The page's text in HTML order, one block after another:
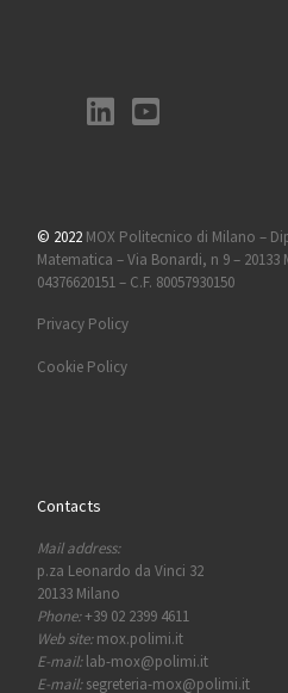
© 2022 MOX Politecnico di Milano –
Matematica – Via Bonardi, n 9 – 20133
04376620151 – C.F. 80057930150
Privacy Policy
Cookie Policy
Contacts
Mail address:
p.za Leonardo da Vinci 32
20133 Milano
Phone:+39 02 2399 4611
Web site:mox.polimi.it
E-mail:lab-mox@polimi.it
E-mail:segreteria-mox@polimi.it